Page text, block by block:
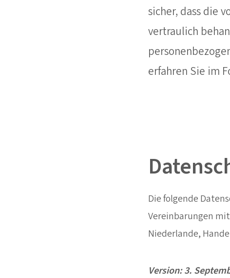
sicher, dass die
vertraulich
erfahren Sie im
Die folgende
Vereinbarungen mit
Niederlande,
Version: 3.